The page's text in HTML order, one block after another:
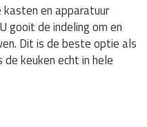
kasten en apparatuur
gooit de indeling om en
Dit is de beste optie als
keuken echt in hele